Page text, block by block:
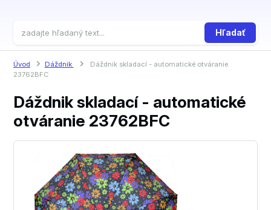
Hľadať
Úvod Dáždnik
Dáždnik skladací - automatické otváranie
23762BFC
Dáždnik skladací - automatické
otváranie 23762BFC